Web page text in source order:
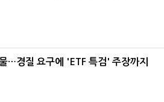
…경질 요구에 'ETF 특검' 주장까지